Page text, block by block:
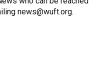
news@wuft.org.